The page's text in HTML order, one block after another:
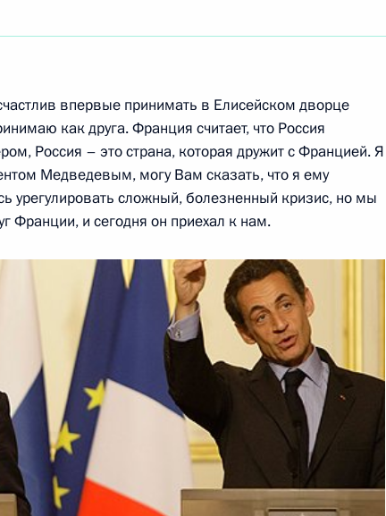
Украины Виктором Януковичем
Калужской области Анатолием
впервые принимать в Елисейском дворце
как друга. Франция считает, что Россия
Россия – это страна, которая дружит с Францией. Я
Медведевым, могу Вам сказать, что я ему
урегулировать сложный, болезненный кризис, но мы
Франции, и сегодня он приехал к нам.